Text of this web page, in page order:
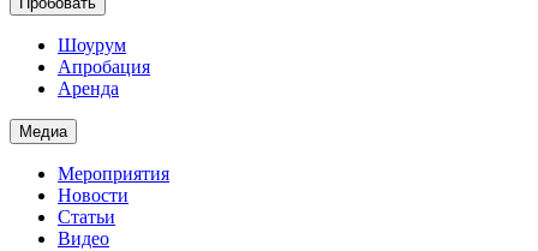
Шоурум
Апробация
Аренда
Медиа
Мероприятия
Новости
Статьи
Видео